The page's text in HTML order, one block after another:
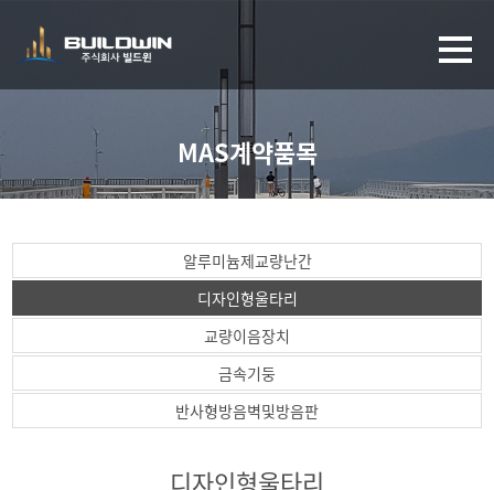
MAS계약품목
알루미늄제교량난간
디자인형울타리
교량이음장치
금속기둥
반사형방음벽및방음판
디자인형울타리